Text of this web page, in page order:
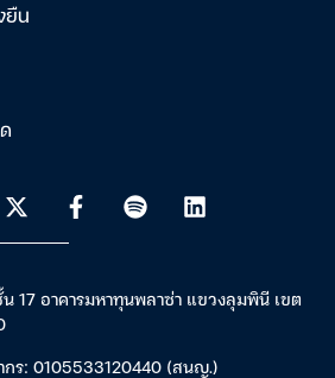
ยืน
17 อาคารมหาทุนพลาซ่า แขวงลุมพินี เขต
กร: 0105533120440 (สนญ.)